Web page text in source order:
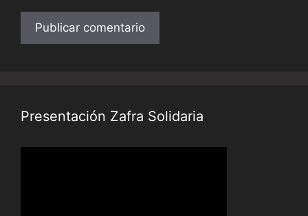
Presentación Zafra Solidaria